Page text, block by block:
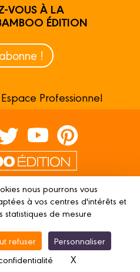
VOUS À LA
ÉDITION
!
Professionnel
nous
partenaire
Mentions légales
Conditions
Gestion des cookies
nous pourrons vous
à vos centres d'intérêts et
de mesure
refuser
Personnaliser
X